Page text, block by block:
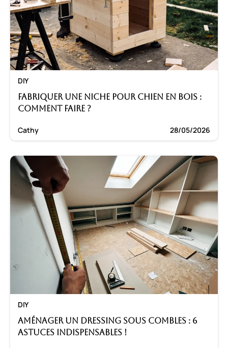
DIY
Fabriquer une niche pour chien en bois :
Comment faire ?
Cathy 28/05/2026
DIY
Aménager un dressing sous combles : 6
astuces indispensables !